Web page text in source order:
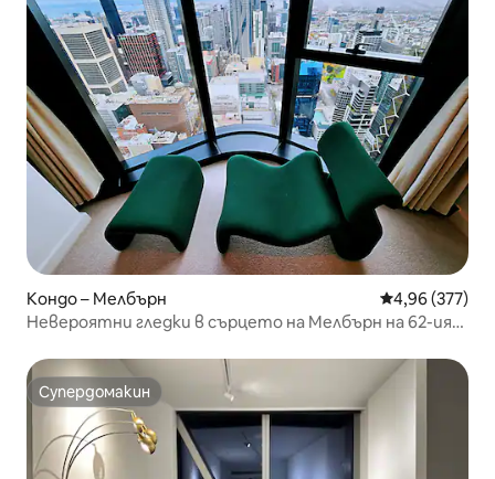
Кондо – Мелбърн Средна
4,96 (377)
Невероятни гледки в сърцето на Мелбърн на 62-ия
Супердомакин
Супердомакин